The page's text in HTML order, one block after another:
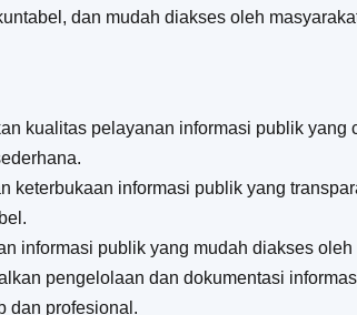
dan mudah diakses oleh
kualitas pelayanan informasi publik yang
keterbukaan informasi publik yang
informasi publik yang mudah diakses oleh
pengelolaan dan dokumentasi
dan profesional.